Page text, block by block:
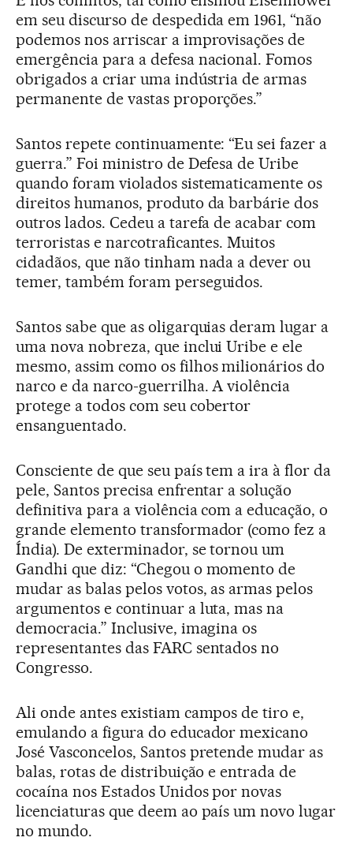
em seu discurso de despedida em 1961, “não
podemos nos arriscar a improvisações de
emergência para a defesa nacional. Fomos
obrigados a criar uma indústria de armas
permanente de vastas proporções.”
Santos repete continuamente: “Eu sei fazer a
guerra.” Foi ministro de Defesa de Uribe
quando foram violados sistematicamente os
direitos humanos, produto da barbárie dos
outros lados. Cedeu a tarefa de acabar com
terroristas e narcotraficantes. Muitos
cidadãos, que não tinham nada a dever ou
temer, também foram perseguidos.
Santos sabe que as oligarquias deram lugar a
uma nova nobreza, que inclui Uribe e ele
mesmo, assim como os filhos milionários do
narco e da narco-guerrilha. A violência
protege a todos com seu cobertor
ensanguentado.
Consciente de que seu país tem a ira à flor da
pele, Santos precisa enfrentar a solução
definitiva para a violência com a educação, o
grande elemento transformador (como fez a
Índia). De exterminador, se tornou um
Gandhi que diz: “Chegou o momento de
mudar as balas pelos votos, as armas pelos
argumentos e continuar a luta, mas na
democracia.” Inclusive, imagina os
representantes das FARC sentados no
Congresso.
Ali onde antes existiam campos de tiro e,
emulando a figura do educador mexicano
José Vasconcelos, Santos pretende mudar as
balas, rotas de distribuição e entrada de
cocaína nos Estados Unidos por novas
licenciaturas que deem ao país um novo lugar
no mundo.